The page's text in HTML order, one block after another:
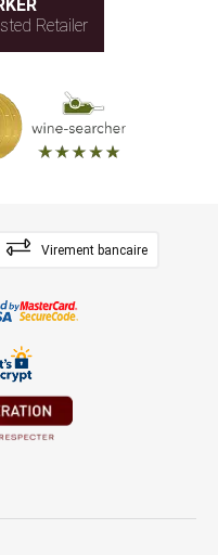
Retailer
Virement bancaire